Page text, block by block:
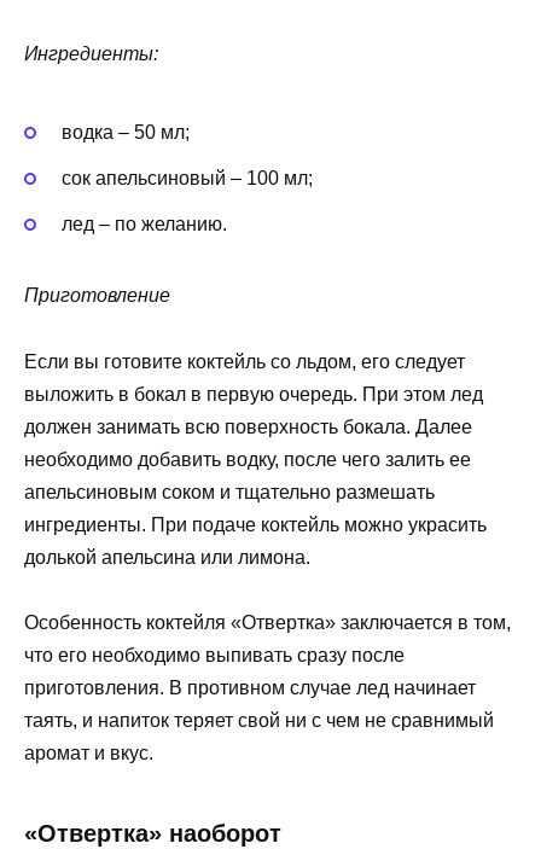
Ингредиенты:
водка – 50 мл;
сок апельсиновый – 100 мл;
лед – по желанию.
Приготовление
Если вы готовите коктейль со льдом, его следует
выложить в бокал в первую очередь. При этом лед
должен занимать всю поверхность бокала. Далее
необходимо добавить водку, после чего залить ее
апельсиновым соком и тщательно размешать
ингредиенты. При подаче коктейль можно украсить
долькой апельсина или лимона.
Особенность коктейля «Отвертка» заключается в том,
что его необходимо выпивать сразу после
приготовления. В противном случае лед начинает
таять, и напиток теряет свой ни с чем не сравнимый
аромат и вкус.
«Отвертка» наоборот